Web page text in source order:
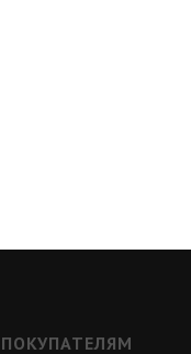
ПОКУПАТЕЛЯМ